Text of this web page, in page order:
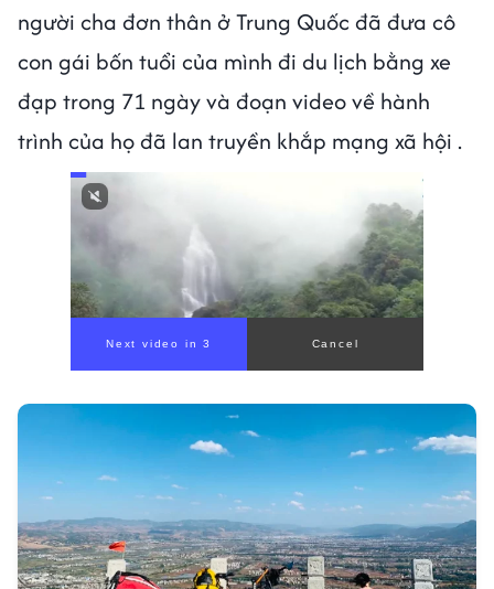
người cha đơn thân ở Trung Quốc đã đưa cô
con gái bốn tuổi của mình đi du lịch bằng xe
đạp trong 71 ngày và đoạn video về hành
trình của họ đã lan truyền khắp mạng xã hội .
Next video in 1 Cancel